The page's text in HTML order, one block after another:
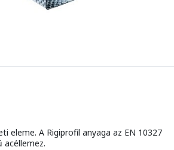
eleme. A Rigiprofil anyaga az EN 10327
acéllemez.